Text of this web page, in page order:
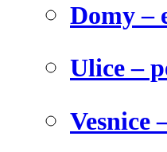
Domy –
Ulice –
Vesnice